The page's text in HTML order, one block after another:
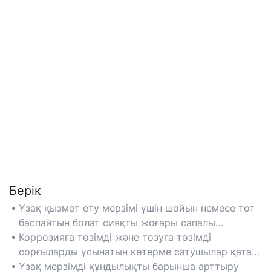
Берік
Ұзақ қызмет ету мерзімі үшін шойын немесе тот
баспайтын болат сияқты жоғары сапалы
материалдардан жасалған сорғыларды ұсынатын
көтерме сатушыларды таңдаңыз.
Коррозияға төзімді және тозуға төзімді
сорғыларды ұсынатын көтерме сатушылар қатал
ортада беріктікті қамтамасыз етеді.
Ұзақ мерзімді құндылықты барынша арттыру